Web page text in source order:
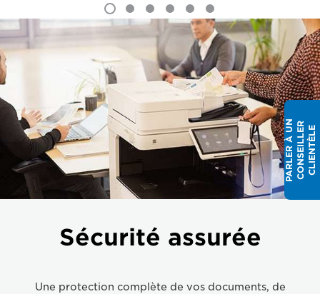
Sécurité assurée
Une protection complète de vos documents, de
P
A
R
L
E
R
À U
N
C
O
N
S
E
I
L
L
ER
C
L
I
E
N
T
È
L E